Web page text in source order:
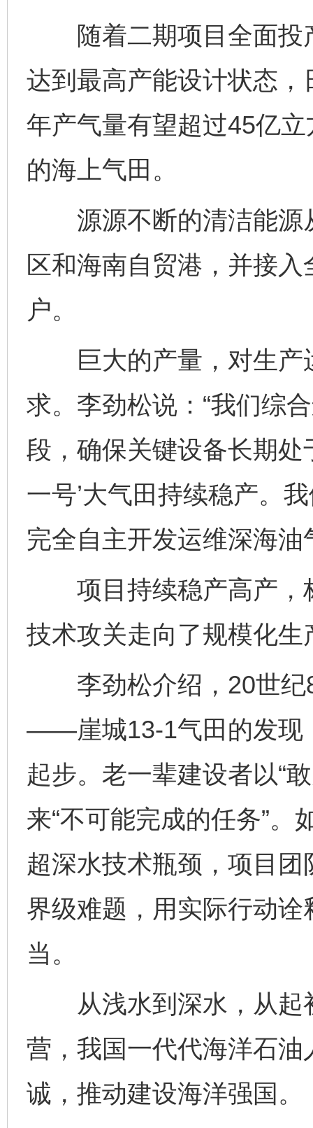
随着二期项目全面投
达到最高产能设计状态
年产气量有望超过45亿
的海上气田。
源源不断的清洁能源
区和海南自贸港，并接
户。
巨大的产量，对生产
求。李劲松说：“我们综
段，确保关键设备长期处
一号’大气田持续稳产。
完全自主开发运维深海油
项目持续稳产高产，
技术攻关走向了规模化生
李劲松介绍，20世纪
——崖城13-1气田的发现
起步。老一辈建设者以“
来“不可能完成的任务”。
超深水技术瓶颈，项目
界级难题，用实际行动诠
当。
从浅水到深水，从起
营，我国一代代海洋石油
诚，推动建设海洋强国。